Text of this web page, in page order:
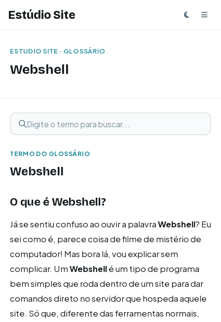
Estúdio Site
ESTUDIO SITE · GLOSSÁRIO
Webshell
Buscar termo
Digite o termo para buscar
TERMO DO GLOSSÁRIO
Webshell
O que éWebshell?
Já se sentiu confuso ao ouvir a palavraWebshell? Eu
sei como é, parece coisa de filme de mistério de
computador! Mas bora lá, vou explicar sem
complicar. UmWebshellé um tipo de programa
bem simples que roda dentro de um site para dar
comandos direto no servidor que hospeda aquele
site. Só que, diferente das ferramentas normais,